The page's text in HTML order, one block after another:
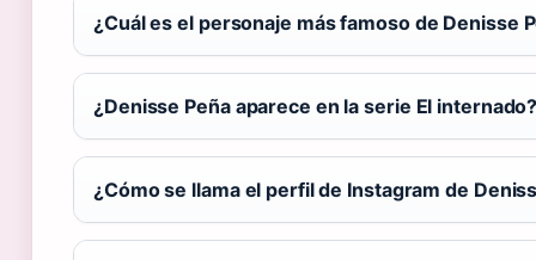
¿Cuál es el personaje más famoso de Denisse
¿Denisse Peña aparece en la serie El
¿Cómo se llama el perfil de Instagram de